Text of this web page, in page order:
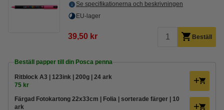
Se specifikationerna och beskrivningen
EU-lager
39,50 kr Beställ
Beställ papper till din Posca penna
Ritblock A3 | 123ink | 200g | 24 ark
75 kr
Färgad Fotokartong 22x33cm | Folia | sorterade färger | 10
ark